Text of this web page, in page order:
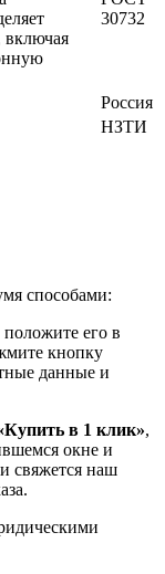
включая
30732
Россия
НЗТИ
способами:
его в
кнопку
данные и
в 1 клик»,
окне и
свяжется наш